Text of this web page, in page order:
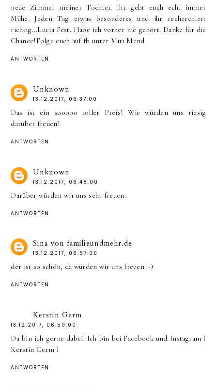
neue Zimmer meiner Tochter. Ihr gebt euch echt immer
Mühe. Jeden Tag etwas besonderes und ihr recherchiert
richtig...Lucia Fest. Habe ich vorher nie gehört. Danke für die
Chance!Folge euch auf fb unter Miri Mend
ANTWORTEN
Unknown
13.12.2017, 06:37:00
Das ist ein sooooo toller Preis! Wie würden uns riesig
darüber freuen!
ANTWORTEN
Unknown
13.12.2017, 06:48:00
Darüber würden wir uns sehr freuen.
ANTWORTEN
Sina von familieundmehr.de
13.12.2017, 06:57:00
der ist so schön, da würden wir uns freuen :-)
ANTWORTEN
Kerstin Germ
13.12.2017, 06:59:00
Da bin ich gerne dabei. Ich bin bei Facebook und Instagram (
Kerstin Germ )
ANTWORTEN